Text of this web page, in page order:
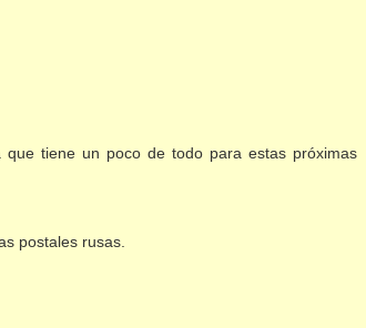
tiene un poco de todo para estas próximas
postales rusas.